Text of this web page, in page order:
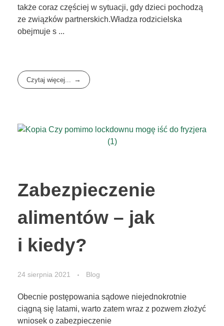
także coraz częściej w sytuacji, gdy dzieci pochodzą
ze związków partnerskich.Władza rodzicielska
obejmuje s ...
Czytaj więcej...
Zabezpieczenie
alimentów – jak
i kiedy?
24 sierpnia 2021 Blog
Obecnie postępowania sądowe niejednokrotnie
ciągną się latami, warto zatem wraz z pozwem złożyć
wniosek o zabezpieczenie